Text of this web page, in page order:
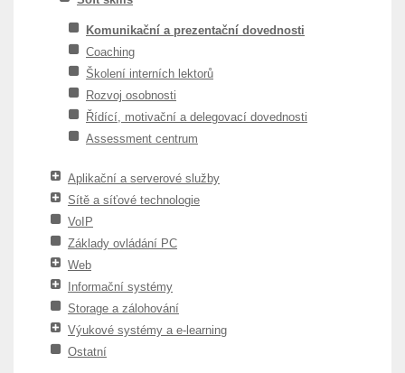
Komunikační a prezentační dovednosti
Coaching
Školení interních lektorů
Rozvoj osobnosti
Řídící, motivační a delegovací dovednosti
Assessment centrum
Aplikační a serverové služby
Sítě a síťové technologie
VoIP
Základy ovládání PC
Web
Informační systémy
Storage a zálohování
Výukové systémy a e-learning
Ostatní